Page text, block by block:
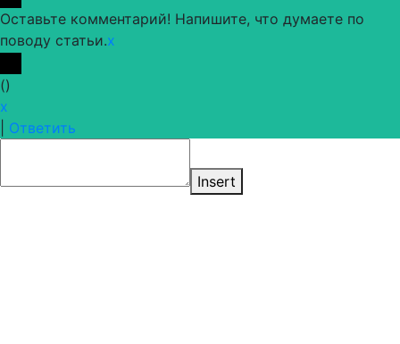
Оставьте комментарий! Напишите, что думаете по
поводу статьи.x
()
x
Ответить
Insert